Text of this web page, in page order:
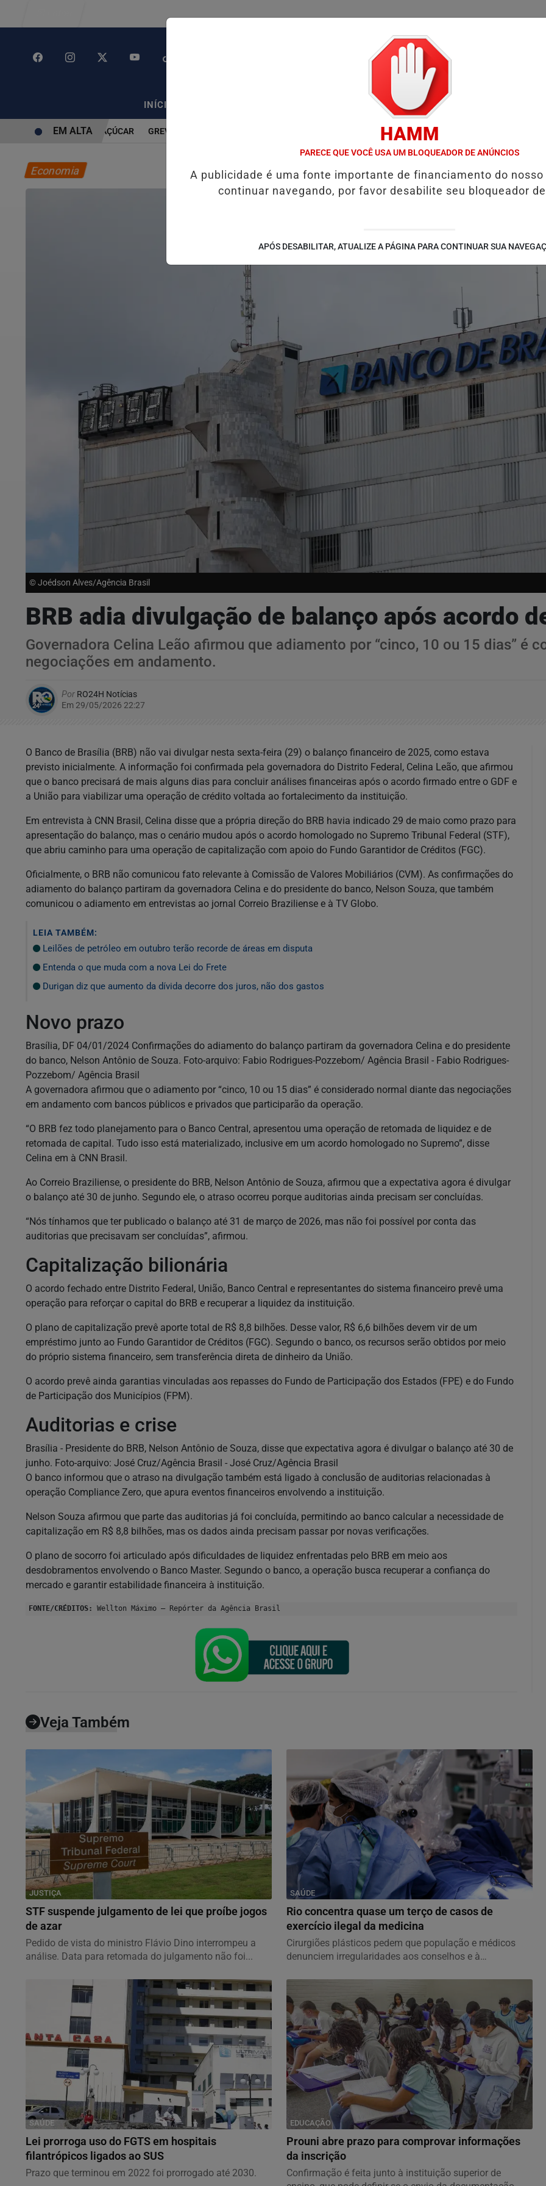
INÍCIO / INTERIOR /
NO PÃO DE AÇÚCAR GREVE DE TRENS EM SP CAUSA CONGESTIONAMENTO DE MAIS DE 2 MIL KM PIX PENSÃO
EM ALTA
Economia
© Joédson Alves/Agência Brasil
BRB adia divulgação de balanço após acordo
Governadora Celina Leão afirmou que adiamento por “cinco, 10 ou 15 dias” é
negociações em andamento.
Por RO24H Notícias
Em 29/05/2026 22:27
O Banco de Brasília (BRB) não vai divulgar nesta sexta-feira (29) o balanço financeiro de 2025, como estava
previsto inicialmente. A informação foi confirmada pela governadora do Distrito Federal, Celina Leão, que afirmou
que o banco precisará de mais alguns dias para concluir análises financeiras após o acordo firmado entre o GDF e
a União para viabilizar uma operação de crédito voltada ao fortalecimento da instituição.
Em entrevista à CNN Brasil, Celina disse que a própria direção do BRB havia indicado 29 de maio como prazo para
apresentação do balanço, mas o cenário mudou após o acordo homologado no Supremo Tribunal Federal (STF),
que abriu caminho para uma operação de capitalização com apoio do Fundo Garantidor de Créditos (FGC).
Oficialmente, o BRB não comunicou fato relevante à Comissão de Valores Mobiliários (CVM). As confirmações do
adiamento do balanço partiram da governadora Celina e do presidente do banco, Nelson Souza, que também
comunicou o adiamento em entrevistas ao jornal Correio Braziliense e à TV Globo.
LEIA TAMBÉM:
Leilões de petróleo em outubro terão recorde de áreas em disputa
Entenda o que muda com a nova Lei do Frete
Durigan diz que aumento da dívida decorre dos juros, não dos gastos
Novo prazo
Brasília, DF 04/01/2024 Confirmações do adiamento do balanço partiram da governadora Celina e do presidente
do banco, Nelson Antônio de Souza. Foto-arquivo: Fabio Rodrigues-Pozzebom/ Agência Brasil - Fabio Rodrigues-
Pozzebom/ Agência Brasil
A governadora afirmou que o adiamento por “cinco, 10 ou 15 dias” é considerado normal diante das negociações
em andamento com bancos públicos e privados que participarão da operação.
“O BRB fez todo planejamento para o Banco Central, apresentou uma operação de retomada de liquidez e de
retomada de capital. Tudo isso está materializado, inclusive em um acordo homologado no Supremo”, disse
Celina em à CNN Brasil.
Ao Correio Braziliense, o presidente do BRB, Nelson Antônio de Souza, afirmou que a expectativa agora é divulgar
o balanço até 30 de junho. Segundo ele, o atraso ocorreu porque auditorias ainda precisam ser concluídas.
“Nós tínhamos que ter publicado o balanço até 31 de março de 2026, mas não foi possível por conta das
auditorias que precisavam ser concluídas”, afirmou.
Capitalização bilionária
O acordo fechado entre Distrito Federal, União, Banco Central e representantes do sistema financeiro prevê uma
operação para reforçar o capital do BRB e recuperar a liquidez da instituição.
O plano de capitalização prevê aporte total de R$ 8,8 bilhões. Desse valor, R$ 6,6 bilhões devem vir de um
empréstimo junto ao Fundo Garantidor de Créditos (FGC). Segundo o banco, os recursos serão obtidos por meio
do próprio sistema financeiro, sem transferência direta de dinheiro da União.
O acordo prevê ainda garantias vinculadas aos repasses do Fundo de Participação dos Estados (FPE) e do Fundo
de Participação dos Municípios (FPM).
Auditorias e crise
Brasília - Presidente do BRB, Nelson Antônio de Souza, disse que expectativa agora é divulgar o balanço até 30 de
junho. Foto-arquivo: José Cruz/Agência Brasil - José Cruz/Agência Brasil
O banco informou que o atraso na divulgação também está ligado à conclusão de auditorias relacionadas à
operação Compliance Zero, que apura eventos financeiros envolvendo a instituição.
Nelson Souza afirmou que parte das auditorias já foi concluída, permitindo ao banco calcular a necessidade de
capitalização em R$ 8,8 bilhões, mas os dados ainda precisam passar por novas verificações.
O plano de socorro foi articulado após dificuldades de liquidez enfrentadas pelo BRB em meio aos
desdobramentos envolvendo o Banco Master. Segundo o banco, a operação busca recuperar a confiança do
mercado e garantir estabilidade financeira à instituição.
FONTE/CRÉDITOS: Wellton Máximo – Repórter da Agência Brasil
Veja Também
JUSTIÇA
STF suspende julgamento de lei que proíbe jogos
de azar
Pedido de vista do ministro Flávio Dino interrompeu a
análise. Data para retomada do julgamento não foi...
SAÚDE
Rio concentra quase um terço de casos de
exercício ilegal da medicina
Cirurgiões plásticos pedem que população e médicos
denunciem irregularidades aos conselhos e à
SAÚDE
Lei prorroga uso do FGTS em hospitais
filantrópicos ligados ao SUS
Prazo que terminou em 2022 foi prorrogado até 2030.
EDUCAÇÃO
Prouni abre prazo para comprovar informações
da inscrição
Confirmação é feita junto à instituição superior de
HAMM
PARECE QUE VOCÊ USA UM BLOQUEADOR DE ANÚNCIOS
A publicidade é uma fonte importante de financiamento do nosso
continuar navegando, por favor desabilite seu bloqueador
APÓS DESABILITAR, ATUALIZE A PÁGINA PARA CONTINUAR SUA